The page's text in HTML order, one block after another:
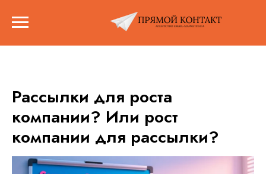
Рассылки для роста
компании? Или рост
компании для рассылки?